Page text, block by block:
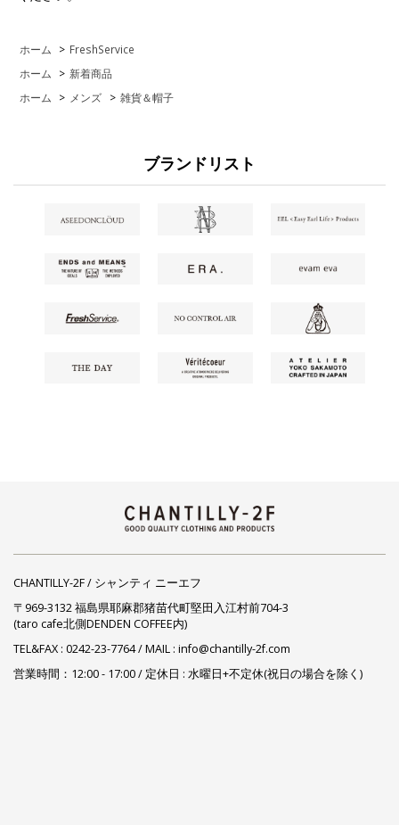
ホーム > FreshService
ホーム
> 新着商品
ホーム
> メンズ > 雑貨＆帽子
ブランドリスト
CHANTILLY-2F / シャンティ ニーエフ
〒969-3132 福島県耶麻郡猪苗代町堅田入江村前704-3
(taro cafe北側DENDEN COFFEE内)
TEL&FAX : 0242-23-7764/ MAIL : info@chantilly-2f.com
営業時間：12:00 - 17:00 / 定休日 : 水曜日+不定休(祝日の場合を除く)